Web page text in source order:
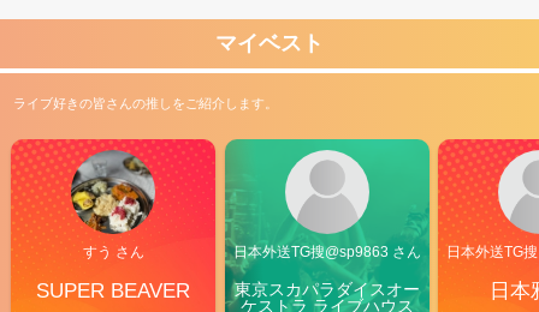
マイベスト
ライブ好きの皆さんの推しをご紹介します。
すう さん
SUPER BEAVER
日本外送TG搜@sp9863 さん
東京スカパラダイスオー
ケストラ ライブハウス
日本外送TG
日本